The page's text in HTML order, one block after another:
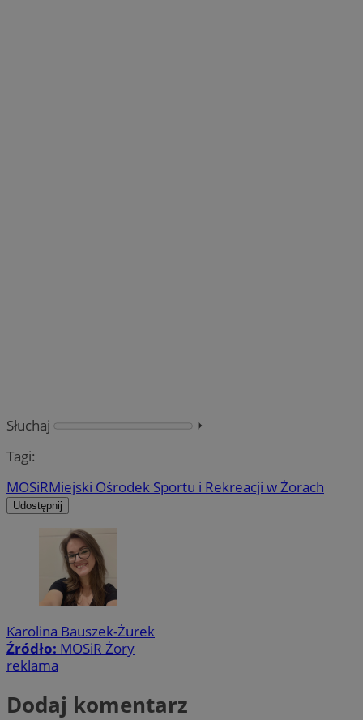
Słuchaj
⏵︎
Tagi:
MOSiRMiejski Ośrodek Sportu i Rekreacji w Żorach
Udostępnij
Karolina Bauszek-Żurek
Źródło: MOSiR Żory
reklama
Dodaj komentarz